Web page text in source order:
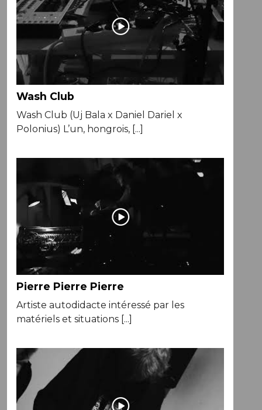
Wash Club
Wash Club (Uj Bala x Daniel Dariel x
Polonius) L’un, hongrois, [...]
Pierre Pierre Pierre
Artiste autodidacte intéressé par les
matériels et situations [...]